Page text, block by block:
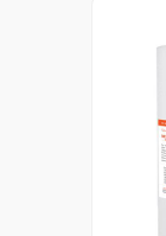
POMPE, UV E